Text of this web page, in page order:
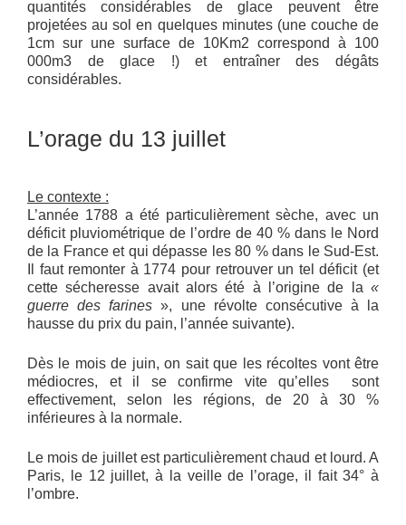
quantités considérables de glace peuvent être
projetées au sol en quelques minutes (une couche de
1cm sur une surface de 10Km2 correspond à 100
000m3 de glace !) et entraîner des dégâts
considérables.
L’orage du 13 juillet
Le contexte :
L’année 1788 a été particulièrement sèche, avec un
déficit pluviométrique de l’ordre de 40 % dans le Nord
de la France et qui dépasse les 80 % dans le Sud-Est.
Il faut remonter à 1774 pour retrouver un tel déficit (et
cette sécheresse avait alors été à l’origine de la «
guerre des farines», une révolte consécutive à la
hausse du prix du pain, l’année suivante).
Dès le mois de juin, on sait que les récoltes vont être
médiocres, et il se confirme vite qu’elles sont
effectivement, selon les régions, de 20 à 30 %
inférieures à la normale.
Le mois de juillet est particulièrement chaud et lourd. A
Paris, le 12 juillet, à la veille de l’orage, il fait 34° à
l’ombre.